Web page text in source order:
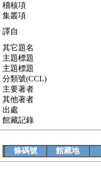
稽核項
集叢項
譯自
其它題名
主題標題
主題標題
分類號(CCL)
主要著者
其他著者
出處
館藏記錄
條碼號
館藏地